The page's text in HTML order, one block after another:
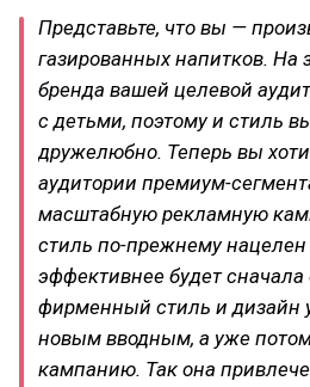
Представьте, что вы —
газированных напитков. На
бренда вашей целевой
с детьми, поэтому и стиль
дружелюбно. Теперь вы
аудитории премиум-
масштабную рекламную
стиль по-прежнему
эффективнее будет сначала
фирменный стиль и дизайн
новым вводным, а уже потом
кампанию. Так она